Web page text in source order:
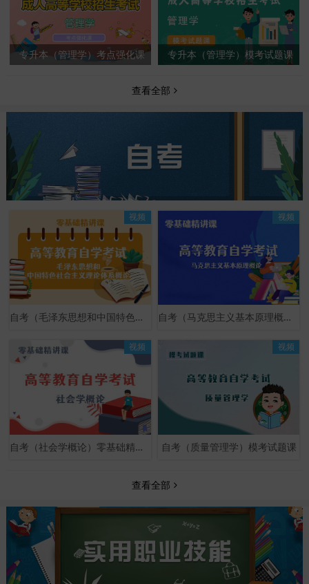
专升本（管理学）考点强化课 专升本（管理学）模考试题课
查看全部
自考（毛泽东思想和中国特色社会主义理论体系概论）零基础精讲课
视频
自考（马克思主义基本原理概论）零基础精讲课
视频
自考（社会学概论）零基础精讲课
视频
自考（质量管理学）模考试题课
视频
查看全部